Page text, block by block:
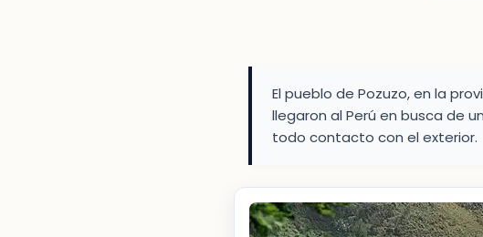
El pueblo de Pozuzo, en la
llegaron al Perú en busca de
todo contacto con el exterior.